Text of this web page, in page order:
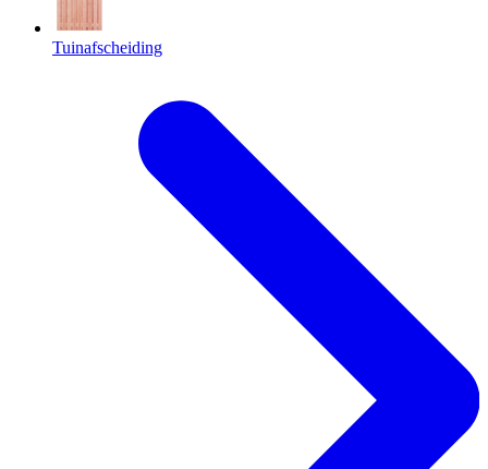
Tuinafscheiding